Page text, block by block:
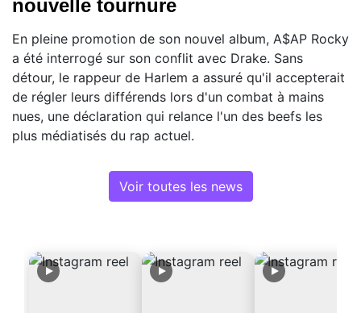
nouvelle tournure
En pleine promotion de son nouvel album, A$AP Rocky
a été interrogé sur son conflit avec Drake. Sans
détour, le rappeur de Harlem a assuré qu'il accepterait
de régler leurs différends lors d'un combat à mains
nues, une déclaration qui relance l'un des beefs les
plus médiatisés du rap actuel.
Voir toutes les news